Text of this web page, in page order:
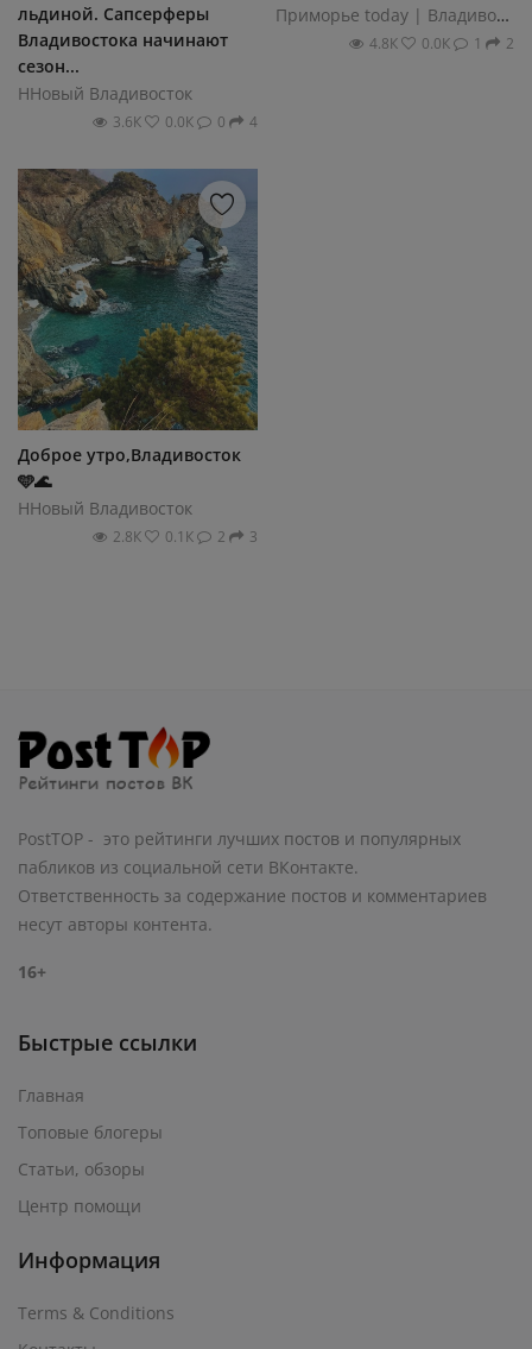
льдиной. Сапсерферы
Владивостока начинают
сезон...
ННовый Владивосток
3.6К 0.0К 0 4
Приморье today | Владивосток
4.8К 0.0К 1 2
Доброе утро,Владивосток
🩵🌊
ННовый Владивосток
2.8К 0.1К 2 3
PostTOP - это рейтинги лучших постов и популярных
пабликов из социальной сети ВКонтакте.
Ответственность за содержание постов и комментариев
несут авторы контента.
16+
Быстрые ссылки
Главная
Топовые блогеры
Статьи, обзоры
Центр помощи
Информация
Terms & Conditions